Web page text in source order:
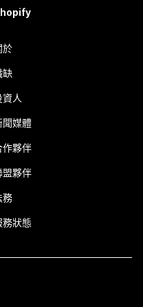
於
缺
資人
聞媒體
作夥伴
盟夥伴
務
務狀態